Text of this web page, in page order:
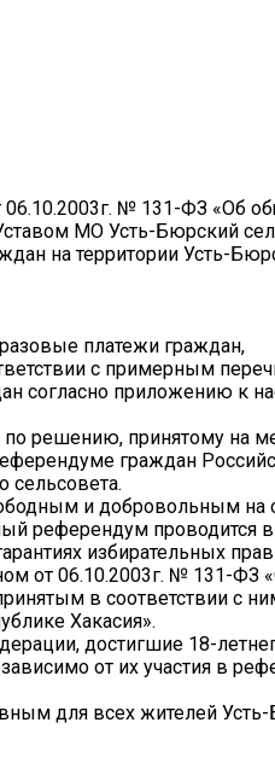
06.10.2003г. № 131-ФЗ «Об
МО Усть-Бюрский
на территории Усть-
платежи граждан,
с примерным
согласно приложению к
по решению, принятому на
граждан
сельсовета.
и добровольным на
референдум проводится
избирательных
от 06.10.2003г. № 131-ФЗ
в соответствии с
Хакасия».
достигшие 18-
от их участия в
для всех жителей